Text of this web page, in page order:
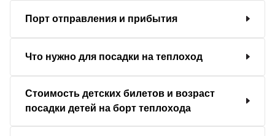
Порт отправления и прибытия
Что нужно для посадки на теплоход
Стоимость детских билетов и возраст
посадки детей на борт теплохода